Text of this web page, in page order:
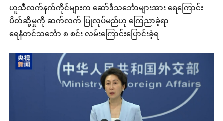
ဟူသီလက်နက်ကိုင်များက ဆော်ဒီသင်္ဘောများအား ရေကြောင်း
ပိတ်ဆို့မှုကို ဆက်လက် ပြုလုပ်မည်ဟု ကြေညာခဲ့ရာ
ရေနံတင်သင်္ဘော ၈ စင်း လမ်းကြောင်းပြောင်းခဲ့ရ